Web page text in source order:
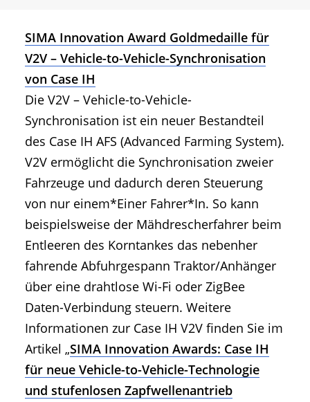
SIMA Innovation Award Goldmedaille für
V2V – Vehicle-to-Vehicle-Synchronisation
von Case IH
Die V2V – Vehicle-to-Vehicle-
Synchronisation ist ein neuer Bestandteil
des Case IH AFS (Advanced Farming System).
V2V ermöglicht die Synchronisation zweier
Fahrzeuge und dadurch deren Steuerung
von nur einem*Einer Fahrer*In. So kann
beispielsweise der Mähdrescherfahrer beim
Entleeren des Korntankes das nebenher
fahrende Abfuhrgespann Traktor/Anhänger
über eine drahtlose Wi-Fi oder ZigBee
Daten-Verbindung steuern. Weitere
Informationen zur Case IH V2V finden Sie im
Artikel „SIMA Innovation Awards: Case IH
für neue Vehicle-to-Vehicle-Technologie
und stufenlosen Zapfwellenantrieb